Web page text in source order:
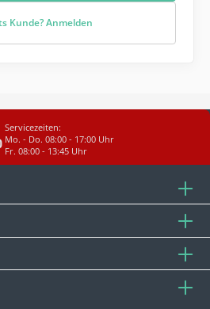
Kunde? Anmelden
Servicezeiten:
Mo. - Do. 08:00 - 17:00 Uhr
Fr. 08:00 - 13:45 Uhr